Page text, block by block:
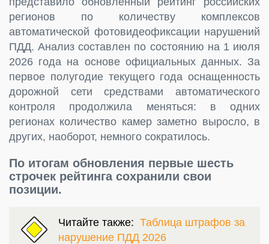
регионов по количеству комплексов
автоматической фотовидеофиксации нарушений
ПДД. Анализ составлен по состоянию на 1 июля
2026 года на основе официальных данных. За
первое полугодие текущего года оснащенность
дорожной сети средствами автоматического
контроля продолжила меняться: в одних
регионах количество камер заметно выросло, в
других, наоборот, немного сократилось.
По итогам обновления первые шесть
строчек рейтинга сохранили свои
позиции.
Читайте также: Таблица штрафов за
нарушение ПДД 2026